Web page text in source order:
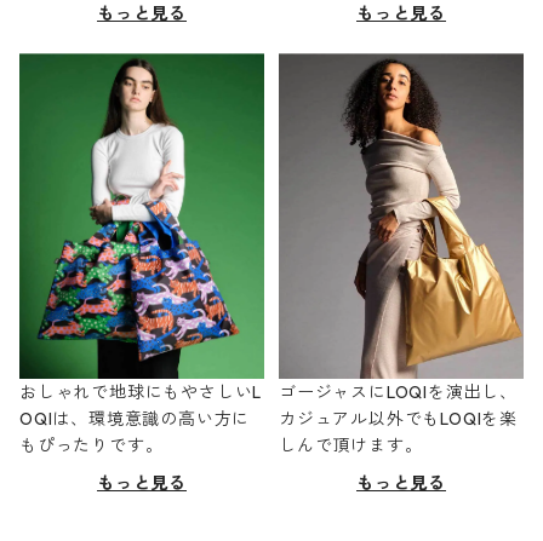
もっと見る
もっと見る
おしゃれで地球にもやさしいL
OQIは、環境意識の高い方に
もぴったりです。
もっと見る
ゴージャスにLOQIを演出し、
カジュアル以外でもLOQIを楽
しんで頂けます。
もっと見る